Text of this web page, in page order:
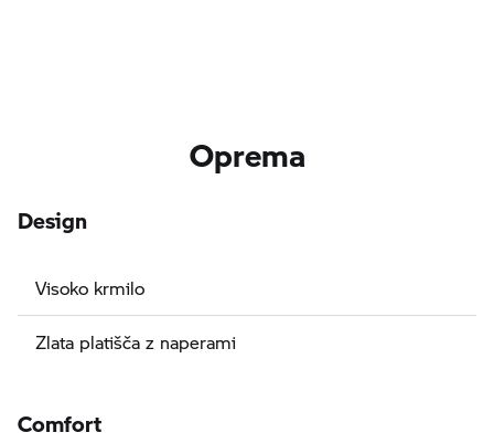
Oprema
Design
Visoko krmilo
Zlata platišča z naperami
Comfort